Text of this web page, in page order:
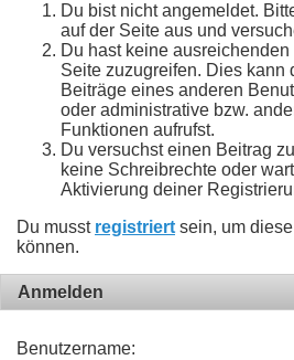
Du bist nicht angemeldet.
auf der Seite aus und
Du hast keine
Seite zuzugreifen. Dies kann
Beiträge eines anderen
oder administrative bzw.
Funktionen aufrufst.
Du versuchst einen Beitrag
keine Schreibrechte oder
Aktivierung deiner
Du musst registriert sein, um
können.
Anmelden
Benutzername: